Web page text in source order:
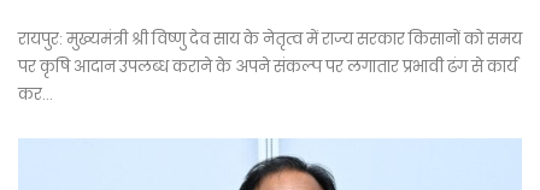
रायपुर: मुख्यमंत्री श्री विष्णु देव साय के नेतृत्व में राज्य सरकार किसानों को समय
पर कृषि आदान उपलब्ध कराने के अपने संकल्प पर लगातार प्रभावी ढंग से कार्य
कर…